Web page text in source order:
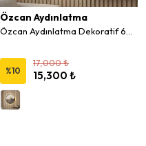
Özcan Aydınlatma
%10
17,000 ₺
15,300 ₺